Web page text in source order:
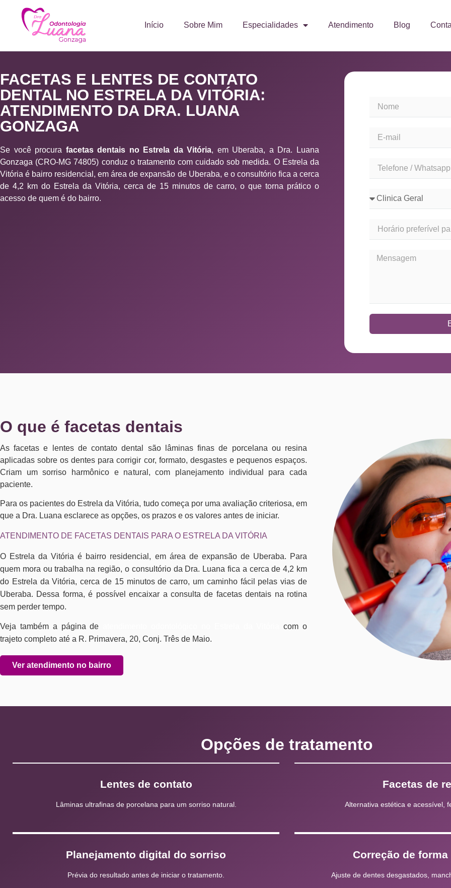
Início Sobre Mim Especialidades Atendimento Blog
FACETAS E LENTES DE CONTATO
DENTAL NO ESTRELA DA VITÓRIA:
ATENDIMENTO DA DRA. LUANA
GONZAGA
Se você procura facetas dentais no Estrela da Vitória, em Uberaba, a Dra. Luana
Gonzaga (CRO-MG 74805) conduz o tratamento com cuidado sob medida. O Estrela da
Vitória é bairro residencial, em área de expansão de Uberaba, e o consultório fica a cerca
de 4,2 km do Estrela da Vitória, cerca de 15 minutos de carro, o que torna prático o
acesso de quem é do bairro.
O que é facetas dentais
As facetas e lentes de contato dental são lâminas finas de porcelana ou resina
aplicadas sobre os dentes para corrigir cor, formato, desgastes e pequenos espaços.
Criam um sorriso harmônico e natural, com planejamento individual para cada
paciente.
Para os pacientes do Estrela da Vitória, tudo começa por uma avaliação criteriosa, em
que a Dra. Luana esclarece as opções, os prazos e os valores antes de iniciar.
ATENDIMENTO DE FACETAS DENTAIS PARA O ESTRELA DA VITÓRIA
O Estrela da Vitória é bairro residencial, em área de expansão de Uberaba. Para
quem mora ou trabalha na região, o consultório da Dra. Luana fica a cerca de 4,2 km
do Estrela da Vitória, cerca de 15 minutos de carro, um caminho fácil pelas vias de
Uberaba. Dessa forma, é possível encaixar a consulta de facetas dentais na rotina
sem perder tempo.
Veja também a página de
com o
trajeto completo até a R. Primavera, 20, Conj. Três de Maio.
Ver atendimento no bairro
Opções de tratamento
Lentes de contato
Lâminas ultrafinas de porcelana para um sorriso natural.
Facetas de
Alternativa estética e acessível,
Planejamento digital do sorriso
Prévia do resultado antes de iniciar o tratamento.
Correção de
Ajuste de dentes desgastados,